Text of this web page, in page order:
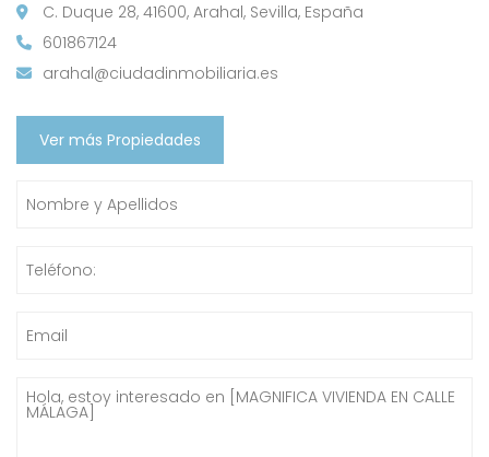
C. Duque 28, 41600, Arahal, Sevilla, España
601867124
arahal@ciudadinmobiliaria.es
Ver más Propiedades